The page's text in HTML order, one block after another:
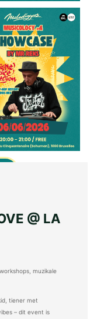
@ LA
muzikale
tiener met
– dit event is